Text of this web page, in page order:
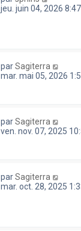
jeu. juin 04, 2026
parSagiterra
mar. mai 05, 2026
parSagiterra
ven. nov. 07, 2025
parSagiterra
mar. oct. 28, 2025